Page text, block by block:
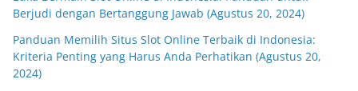
Berjudi dengan Bertanggung Jawab (Agustus 20, 2024)
Panduan Memilih Situs Slot Online Terbaik di Indonesia:
Kriteria Penting yang Harus Anda Perhatikan (Agustus 20,
2024)